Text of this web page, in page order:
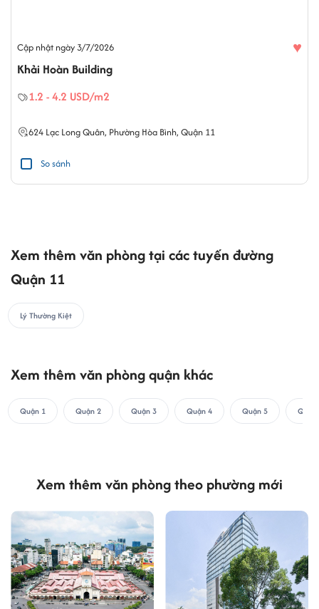
Cập nhật ngày 3/7/2026 ♥
Khải Hoàn Building
1.2 - 4.2 USD/m2
624 Lạc Long Quân, Phường Hòa Bình, Quận 11
So sánh
Xem thêm văn phòng tại các tuyến đường
Quận 11
Lý Thường Kiệt
Xem thêm văn phòng quận khác
Quận 1 Quận 2 Quận 3 Quận 4 Quận 5 Quận
Xem thêm văn phòng theo phường mới